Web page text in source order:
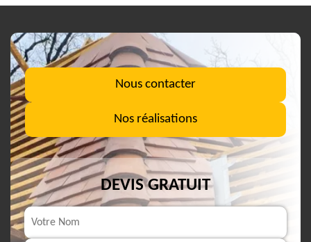
Nous contacter
Nos réalisations
DEVIS GRATUIT